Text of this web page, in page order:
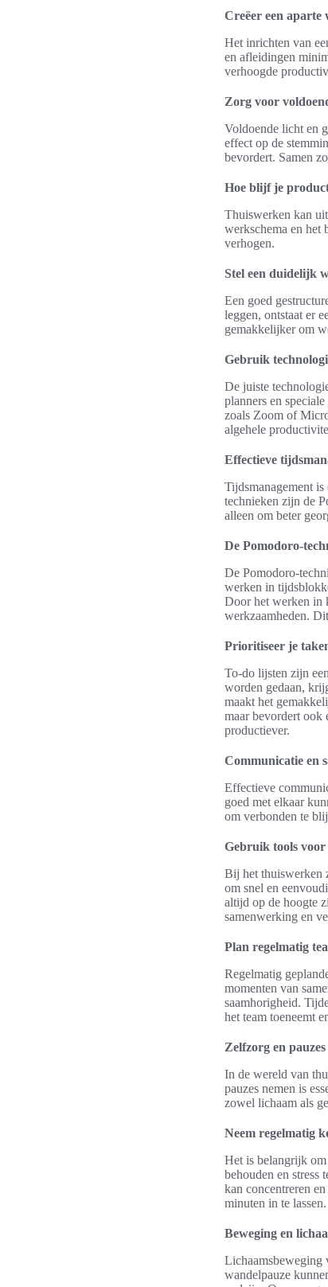
Creëer een aparte
Het inrichten van
en afleidingen
verhoogde
Zorg voor
Voldoende licht en
effect op de
bevordert. Samen
Hoe blijf je
Thuiswerken kan
werkschema en het
verhogen.
Stel een duidelijk
Een goed
leggen, ontstaat er
gemakkelijker om
Gebruik
De juiste
planners en
zoals Zoom of
algehele
Effectieve
Tijdsmanagement
technieken zijn de
alleen om beter
De Pomodoro-
De Pomodoro-
werken in
Door het werken in
werkzaamheden.
Prioritiseer je
To-do lijsten zijn
worden gedaan,
maakt het
maar bevordert ook
productiever.
Communicatie en
Effectieve
goed met elkaar
om verbonden te
Gebruik tools
Bij het thuiswerken
om snel en
altijd op de hoogte
samenwerking en
Plan regelmatig
Regelmatig
momenten van
saamhorigheid.
het team toeneemt
Zelfzorg en pauzes
In de wereld van
pauzes nemen is
zowel lichaam als
Neem regelmatig
Het is belangrijk
behouden en stress
kan concentreren
minuten in te lassen.
Beweging en
Lichaamsbeweging
wandelpauze